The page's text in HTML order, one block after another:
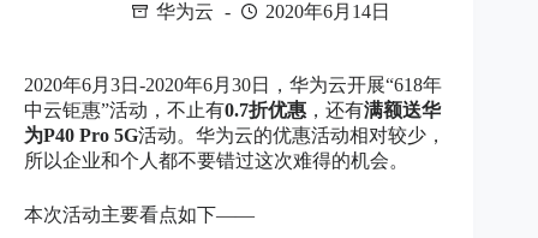
华为云 2020年6月14日
2020年6月3日-2020年6月30日，华为云开展“618年
中云钜惠”活动，不止有0.7折优惠 ，还有满额送华
为P40 Pro 5G活动。华为云的优惠活动相对较少，
所以企业和个人都不要错过这次难得的机会。
本次活动主要看点如下——